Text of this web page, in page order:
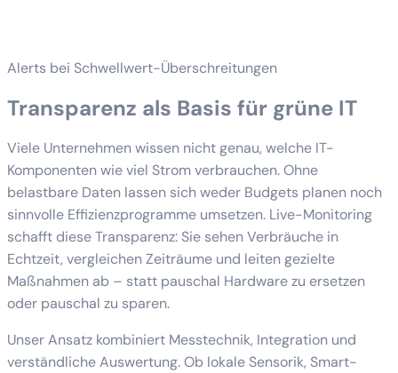
Alerts bei Schwellwert-Überschreitungen
Transparenz als Basis für grüne IT
Viele Unternehmen wissen nicht genau, welche IT-
Komponenten wie viel Strom verbrauchen. Ohne
belastbare Daten lassen sich weder Budgets planen noch
sinnvolle Effizienzprogramme umsetzen. Live-Monitoring
schafft diese Transparenz: Sie sehen Verbräuche in
Echtzeit, vergleichen Zeiträume und leiten gezielte
Maßnahmen ab – statt pauschal Hardware zu ersetzen
oder pauschal zu sparen.
Unser Ansatz kombiniert Messtechnik, Integration und
verständliche Auswertung. Ob lokale Sensorik, Smart-